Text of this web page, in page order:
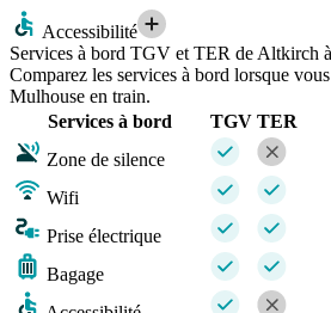
Accessibilité
Services à bord TGV et TER de Altkirch
Comparez les services à bord lorsque
Mulhouse en train.
Services à bord
TGV TER
Zone de silence
Wifi
Prise électrique
Bagage